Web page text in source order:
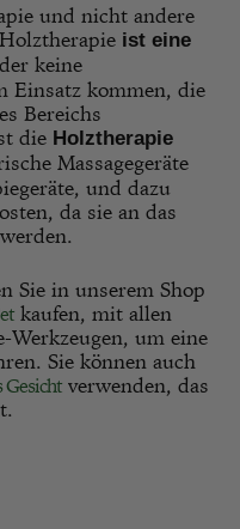
und nicht andere
ist eine
keine
Einsatz kommen, die
Bereichs
die Holztherapie
Massagegeräte
und dazu
da sie an das
Sie in unserem Shop
kaufen, mit allen
um eine
Sie können auch
Gesicht verwenden, das